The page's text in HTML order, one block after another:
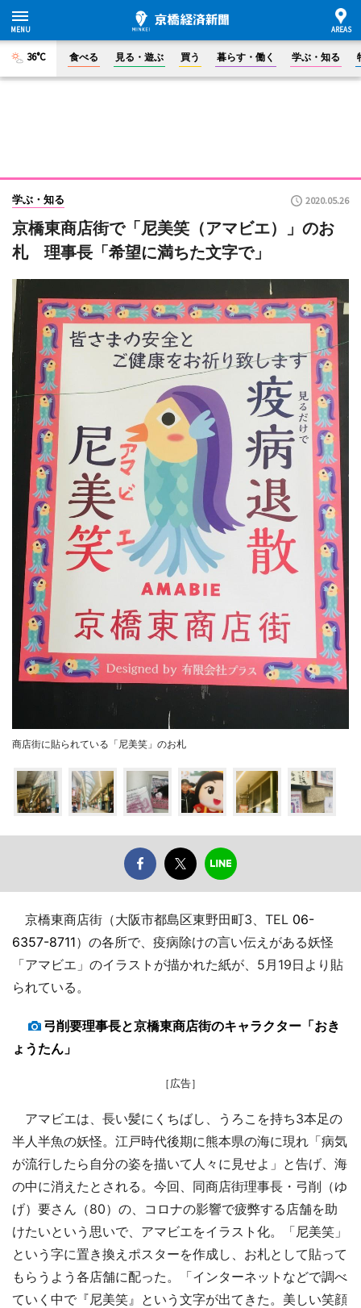
36°C 食べる 見る・遊ぶ 買う 暮らす・働く 学ぶ・知る
学ぶ・知る 2020.05.26
京橋東商店街で「尼美笑（アマビエ）」のお
札 理事長「希望に満ちた文字で」
商店街に貼られている「尼美笑」のお札
京橋東商店街（大阪市都島区東野田町3、TEL 06-
6357-8711）の各所で、疫病除けの言い伝えがある妖怪
「アマビエ」のイラストが描かれた紙が、5月19日より貼
られている。
弓削要理事長と京橋東商店街のキャラクター「おき
ょうたん」
［広告］
アマビエは、長い髪にくちばし、うろこを持ち3本足の
半人半魚の妖怪。江戸時代後期に熊本県の海に現れ「病気
が流行したら自分の姿を描いて人々に見せよ」と告げ、海
の中に消えたとされる。今回、同商店街理事長・弓削（ゆ
げ）要さん（80）の、コロナの影響で疲弊する店舗を助
けたいという思いで、アマビエをイラスト化。「尼美笑」
という字に置き換えポスターを作成し、お札として貼って
もらうよう各店舗に配った。「インターネットなどで調べ
ていく中で『尼美笑』という文字が出てきた。美しい笑顔